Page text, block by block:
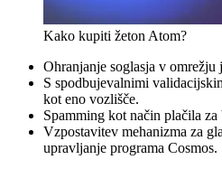
Kako kupiti žeton Atom?
Ohranjanje soglasja v omrežju
S spodbujevalnimi
kot eno vozlišče.
Spamming kot način plačila za
Vzpostavitev mehanizma za
upravljanje programa Cosmos.